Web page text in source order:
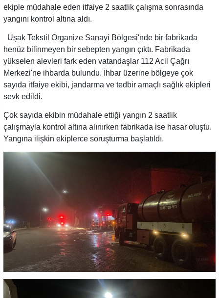
ekiple müdahale eden itfaiye 2 saatlik çalışma sonrasında
yangını kontrol altına aldı.
Uşak Tekstil Organize Sanayi Bölgesi'nde bir fabrikada
henüz bilinmeyen bir sebepten yangın çıktı. Fabrikada
yükselen alevleri fark eden vatandaşlar 112 Acil Çağrı
Merkezi'ne ihbarda bulundu. İhbar üzerine bölgeye çok
sayıda itfaiye ekibi, jandarma ve tedbir amaçlı sağlık ekipleri
sevk edildi.
Çok sayıda ekibin müdahale ettiği yangın 2 saatlik
çalışmayla kontrol altına alınırken fabrikada ise hasar oluştu.
Yangına ilişkin ekiplerce soruşturma başlatıldı.